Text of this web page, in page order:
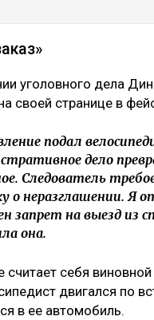
уголовного дела
своей странице в
подал
дело
Следователь
о неразглашении. Я
запрет на выезд из
она.
считает себя
двигался по
в ее автомобиль.